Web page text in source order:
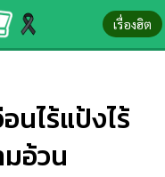
เรื่องฮิต
นไร้แป้งไร้
อ้วน